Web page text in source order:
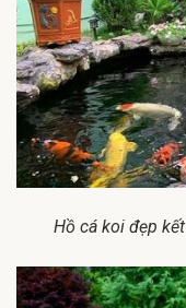
Hồ cá koi đẹp